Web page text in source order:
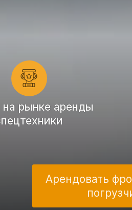
на рынке аренды
Арендовать